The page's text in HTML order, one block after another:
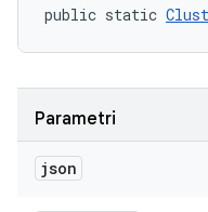
public static
Parametri
json